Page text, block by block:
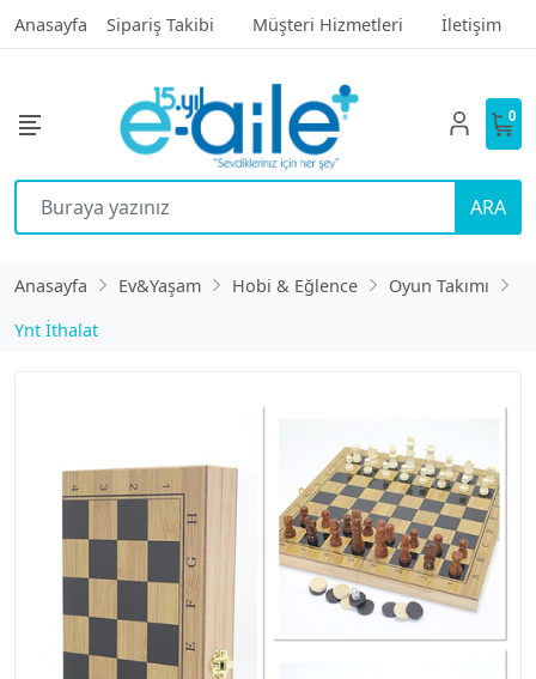
Anasayfa Sipariş Takibi Müşteri Hizmetleri İletişim
ARA
0
Anasayfa Ev&Yaşam Hobi & Eğlence
Oyun Takımı
Ynt İthalat